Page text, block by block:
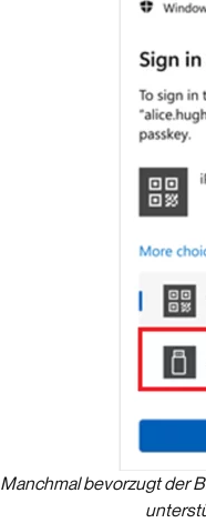
Manchmal bevorzugt der